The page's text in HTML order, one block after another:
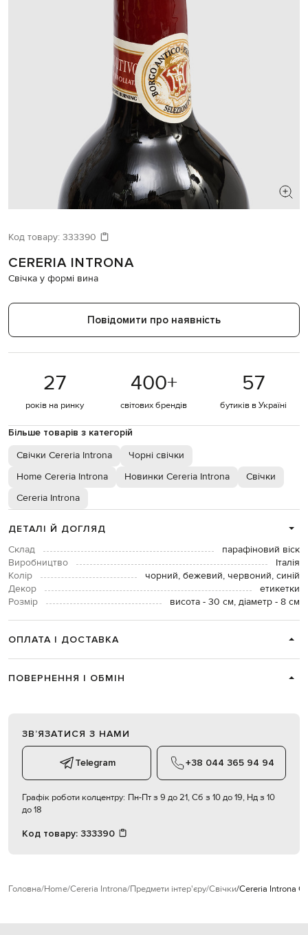
Код товару: 333390
CERERIA INTRONA
Свічка у формі вина
Повідомити про наявність
27
років на ринку
400+
світових брендів
57
бутиків в Україні
Більше товарів з категорій
Свічки Cereria Introna
Чорні свічки
Home Cereria Introna
Новинки Cereria Introna
Свічки
Cereria Introna
ДЕТАЛІ Й ДОГЛЯД
Склад
парафіновий віск
Виробництво
Італія
Колір
чорний, бежевий, червоний, синій
Декор
етикетки
Розмір
висота - 30 см, діаметр - 8 см
ОПЛАТА І ДОСТАВКА
ПОВЕРНЕННЯ І ОБМІН
ЗВʼЯЗАТИСЯ З НАМИ
Telegram +38 044 365 94 94
Графік роботи колцентру: Пн-Пт з 9 до 21, Сб з 10 до 19, Нд з 10
до 18
Код товару: 333390
Головна Home Cereria Introna Предмети інтер'єру Свічки Cereria Introna